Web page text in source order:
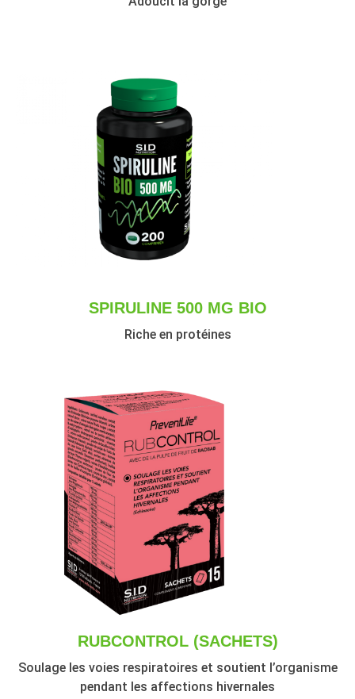
SPIRULINE 500 MG BIO
Riche en protéines
RUBCONTROL (SACHETS)
Soulage les voies respiratoires et soutient l’organisme
pendant les affections hivernales